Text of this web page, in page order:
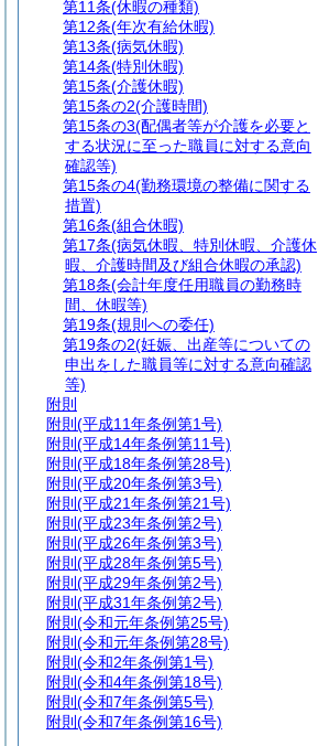
第11条(休暇の種類)
第12条(年次有給休暇)
第13条(病気休暇)
第14条(特別休暇)
第15条(介護休暇)
第15条の2(介護時間)
第15条の3(配偶者等が介護を必要と
する状況に至った職員に対する意向
確認等)
第15条の4(勤務環境の整備に関する
措置)
第16条(組合休暇)
第17条(病気休暇、特別休暇、介護休
暇、介護時間及び組合休暇の承認)
第18条(会計年度任用職員の勤務時
間、休暇等)
第19条(規則への委任)
第19条の2(妊娠、出産等についての
申出をした職員等に対する意向確認
等)
附則
附則 (平成11年条例第1号)
附則 (平成14年条例第11号)
附則 (平成18年条例第28号)
附則 (平成20年条例第3号)
附則 (平成21年条例第21号)
附則 (平成23年条例第2号)
附則 (平成26年条例第3号)
附則 (平成28年条例第5号)
附則 (平成29年条例第2号)
附則 (平成31年条例第2号)
附則 (令和元年条例第25号)
附則 (令和元年条例第28号)
附則 (令和2年条例第1号)
附則 (令和4年条例第18号)
附則 (令和7年条例第5号)
附則 (令和7年条例第16号)